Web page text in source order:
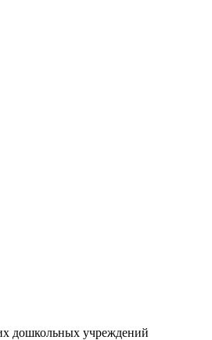
дошкольных учреждений